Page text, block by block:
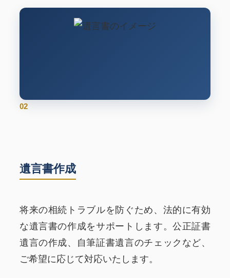
02
遺言書作成
将来の相続トラブルを防ぐため、法的に有効
な遺言書の作成をサポートします。公正証書
遺言の作成、自筆証書遺言のチェックなど、
ご希望に応じて対応いたします。